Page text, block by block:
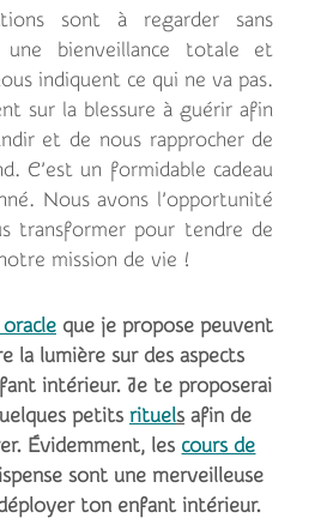
sont à regarder sans
une bienveillance totale et
indiquent ce qui ne va pas.
sur la blessure à guérir afin
et de nous rapprocher de
C’est un formidable cadeau
Nous avons l’opportunité
transformer pour tendre de
mission de vie !
que je propose peuvent
la lumière sur des aspects
intérieur. Je te proposerai
petits rituelsafin de
Évidemment, les cours de
sont une merveilleuse
ton enfant intérieur.